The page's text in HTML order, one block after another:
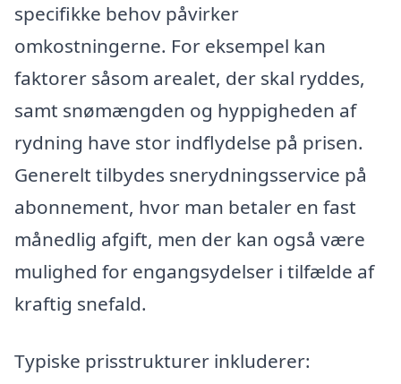
specifikke behov påvirker
omkostningerne. For eksempel kan
faktorer såsom arealet, der skal ryddes,
samt snømængden og hyppigheden af
rydning have stor indflydelse på prisen.
Generelt tilbydes snerydningsservice på
abonnement, hvor man betaler en fast
månedlig afgift, men der kan også være
mulighed for engangsydelser i tilfælde af
kraftig snefald.
Typiske prisstrukturer inkluderer: